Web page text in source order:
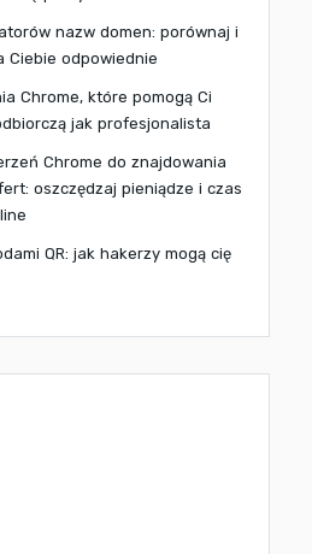
nazw domen: porównaj i
Ciebie odpowiednie
Chrome, które pomogą Ci
jak profesjonalista
Chrome do znajdowania
oszczędzaj pieniądze i czas
QR: jak hakerzy mogą cię